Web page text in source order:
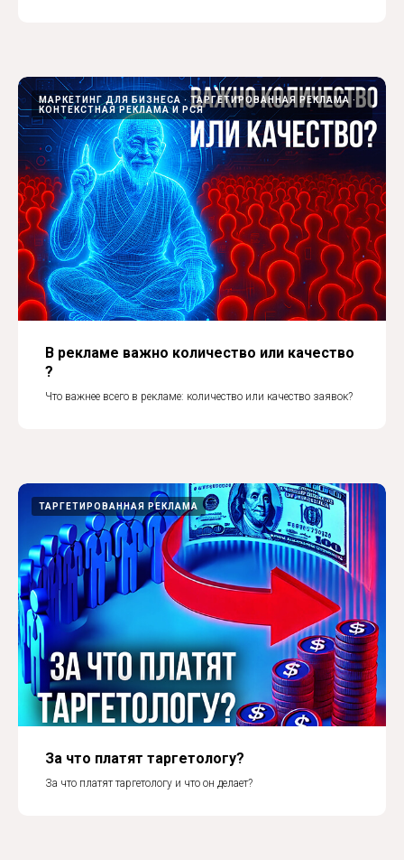
МАРКЕТИНГ ДЛЯ БИЗНЕСА
ТАРГЕТИРОВАННАЯ РЕКЛАМА
КОНТЕКСТНАЯ РЕКЛАМА И РСЯ
В рекламе важно количество или качество
?
Что важнее всего в рекламе: количество или качество заявок?
ТАРГЕТИРОВАННАЯ РЕКЛАМА
За что платят таргетологу?
За что платят таргетологу и что он делает?